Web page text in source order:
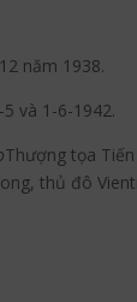
năm 1938.
và 1-6-1942.
Thượng tọa
thủ đô